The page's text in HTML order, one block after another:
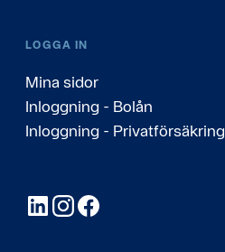
LOGGA IN
Mina sidor
Inloggning - Bolån
Inloggning - Privatförsäkring
LinkedInInstagram